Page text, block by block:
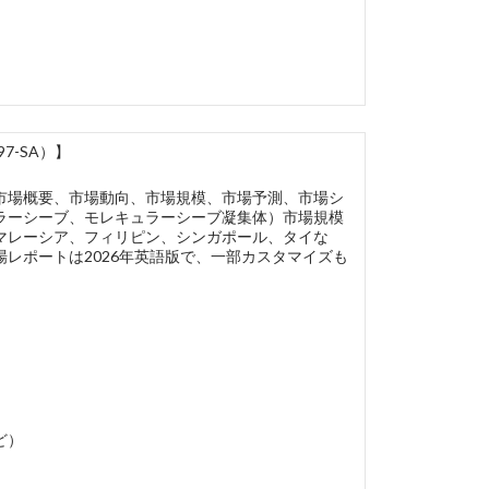
SA）】
概要、市場動向、市場規模、市場予測、市場シ
シーブ、モレキュラーシーブ凝集体）市場規模
ーシア、フィリピン、シンガポール、タイな
ポートは2026年英語版で、一部カスタマイズも